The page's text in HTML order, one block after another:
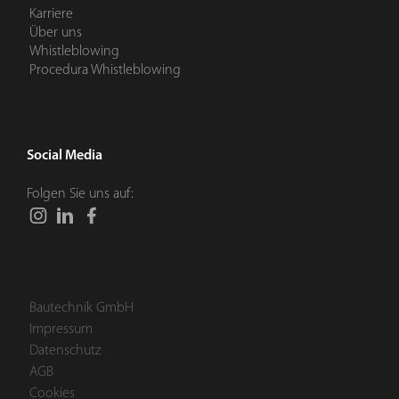
Karriere
Über uns
Whistleblowing
Procedura Whistleblowing
Social Media
Folgen Sie uns auf:
Bautechnik GmbH
Impressum
Datenschutz
AGB
Cookies